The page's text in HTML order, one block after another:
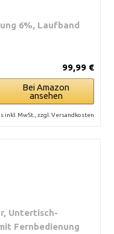
6%, Laufband
99,99 €
Bei Amazon
ansehen
inkl. MwSt., zzgl. Versandkosten
Untertisch-
Fernbedienung